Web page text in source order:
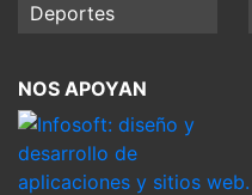
Deportes
NOS APOYAN